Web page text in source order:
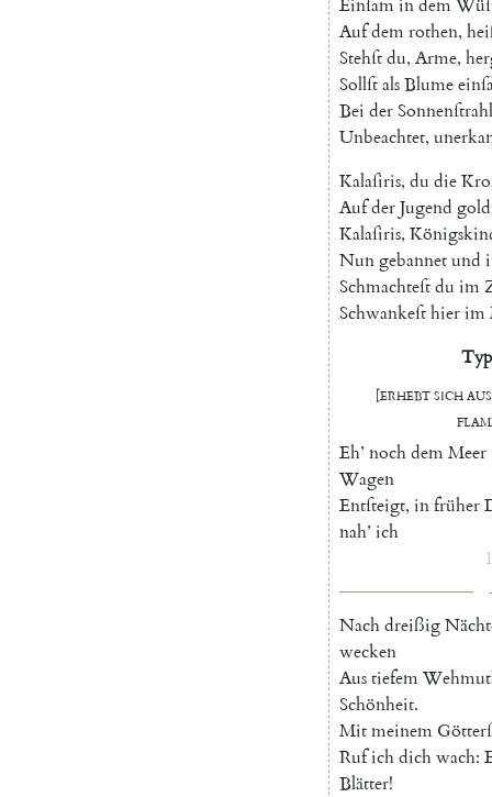
Einſamindem
Aufdemrothen,
Stehſtdu, Arme,
SollſtalsBlume
Bei der
Unbeachtet,
Kalaſiris, du die
AufderJugend
Kalaſiris,
Nungebannetund
Schmachteſtdu im
Schwankeſthierim
[erhebtſichaus
Eh’nochdemMeer
Wagen
Entſteigt, infrüher
nah’ich
Nachdreißig
wecken
Austiefem
Schönheit.
Mitmeinem
Rufichdichwach:
Blätter!